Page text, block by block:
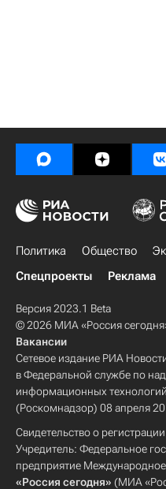
Политика Общество
Спецпроекты
Реклама
Версия 2023.1 Beta
© 2026 МИА «Россия
Вакансии
Сетевое издание РИА
в Федеральной службе по
информационных
(Роскомнадзор) 08 апреля
Свидетельство о
Учредитель: Федеральное
предприятие
«Россия сегодня» (МИА